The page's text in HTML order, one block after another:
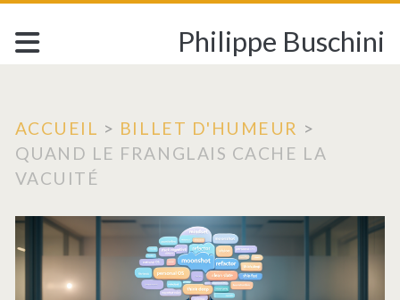
Philippe Buschini
ACCUEIL > BILLET D'HUMEUR >
QUAND LE FRANGLAIS CACHE LA
VACUITÉ